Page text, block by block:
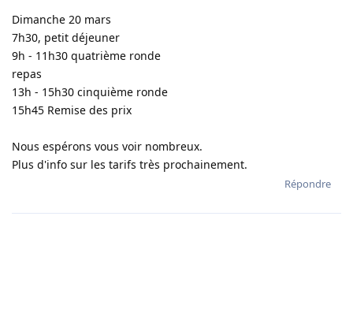
Dimanche 20 mars
7h30, petit déjeuner
9h - 11h30 quatrième ronde
repas
13h - 15h30 cinquième ronde
15h45 Remise des prix
Nous espérons vous voir nombreux.
Plus d'info sur les tarifs très prochainement.
Répondre